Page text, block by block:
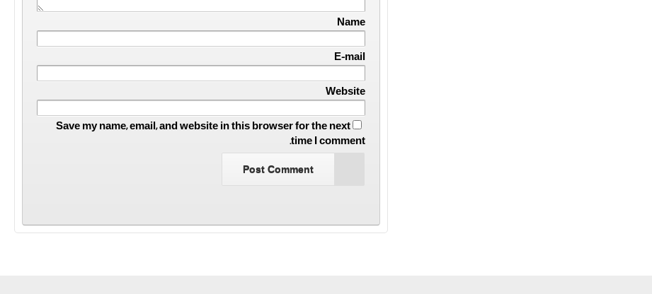
Name
E-mail
Website
Save my name, email, and website in this browser for the next
time I comment.